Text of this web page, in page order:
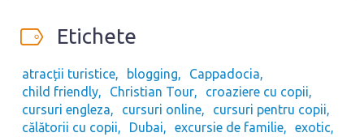
Etichete
atracții turistice blogging
Cappadocia
child friendly
Christian Tour
croaziere cu copii
cursuri engleza
cursuri online
cursuri pentru copii
călătorii cu copii
Dubai excursie de familie
exotic